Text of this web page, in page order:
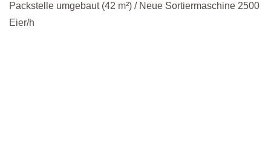
Packstelle umgebaut (42 m²) / Neue Sortiermaschine 2500
Eier/h